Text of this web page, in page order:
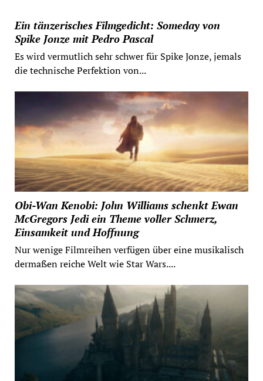
Ein tänzerisches Filmgedicht: Someday von
Spike Jonze mit Pedro Pascal
Es wird vermutlich sehr schwer für Spike Jonze, jemals
die technische Perfektion von...
Obi-Wan Kenobi: John Williams schenkt Ewan
McGregors Jedi ein Theme voller Schmerz,
Einsamkeit und Hoffnung
Nur wenige Filmreihen verfügen über eine musikalisch
dermaßen reiche Welt wie Star Wars....